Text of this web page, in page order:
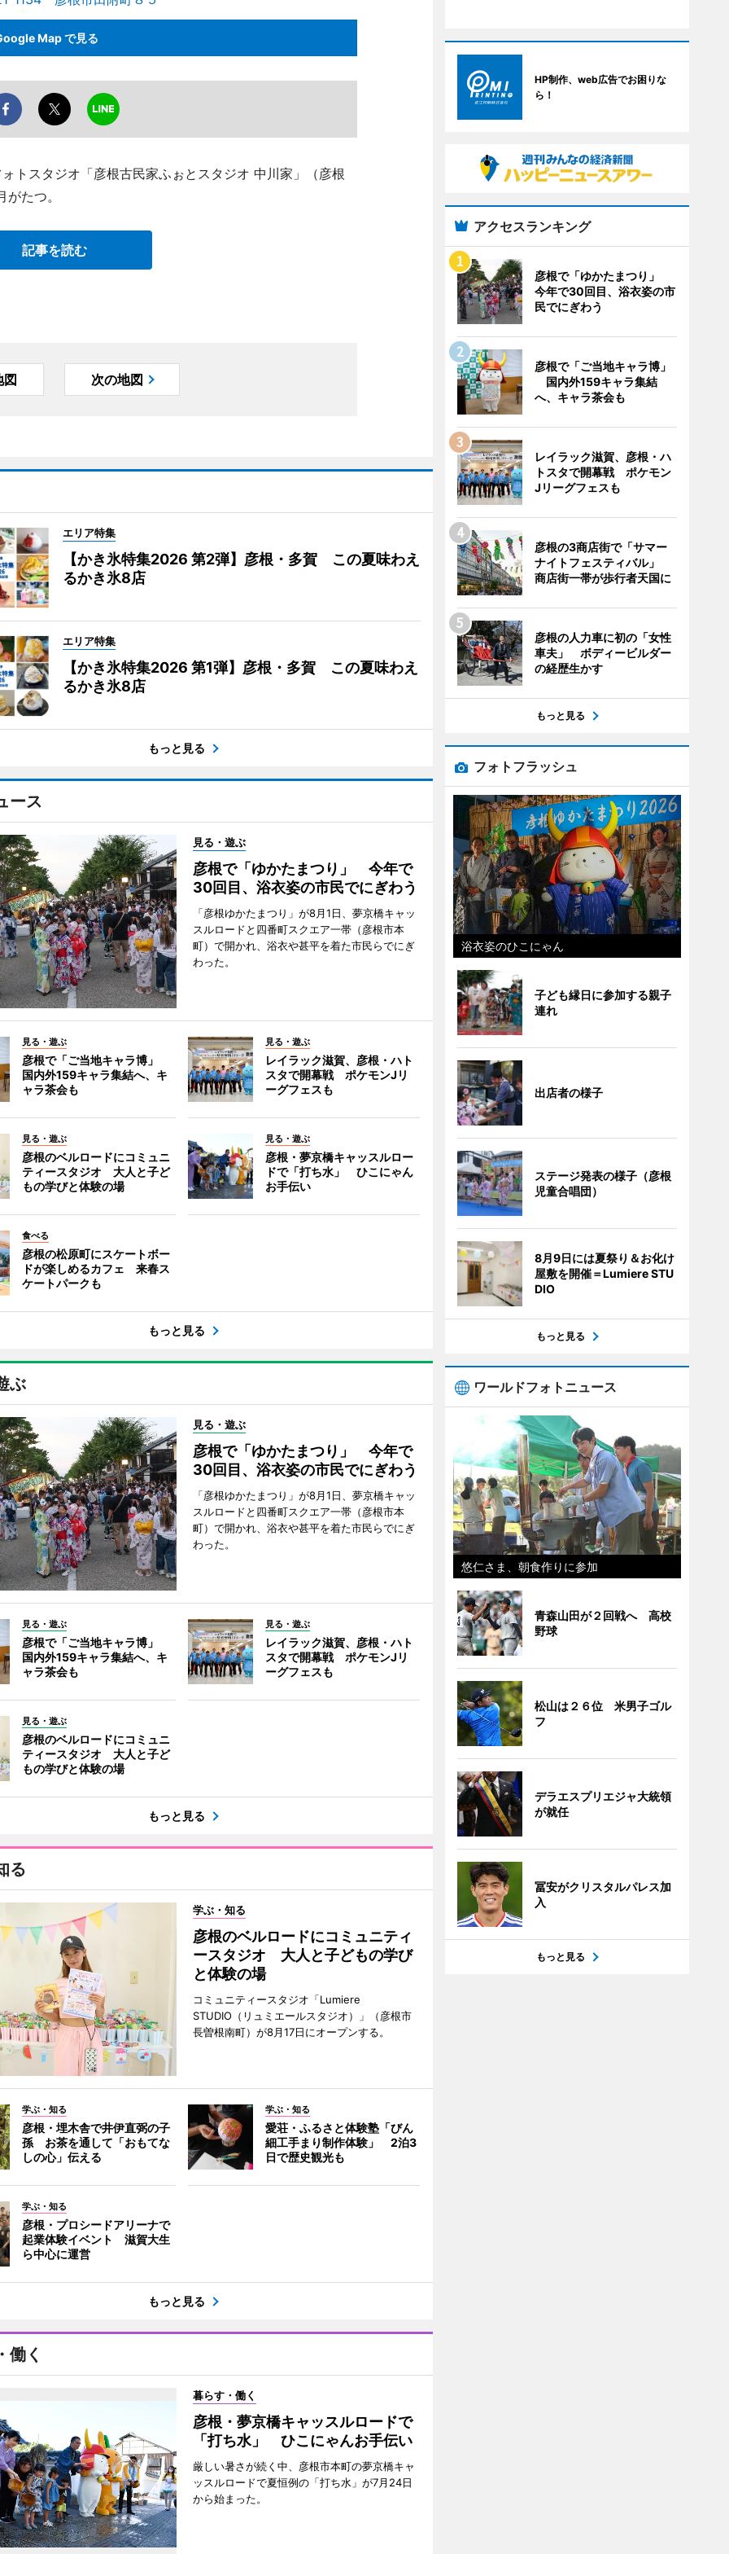
Map で見る
トスタジオ「彦根古民家ふぉとスタジオ 中川家」（彦根
たつ。
記事を読む
図 次の地図
エリア特集
【かき氷特集2026 第2弾】彦根・多賀 この夏味わえ
るかき氷8店
エリア特集
【かき氷特集2026 第1弾】彦根・多賀 この夏味わえ
るかき氷8店
もっと見る
ース
見る・遊ぶ
彦根で「ゆかたまつり」 今年で
30回目、浴衣姿の市民でにぎわう
「彦根ゆかたまつり」が8月1日、夢京橋キャッ
スルロードと四番町スクエア一帯（彦根市本
町）で開かれ、浴衣や甚平を着た市民らでにぎ
わった。
見る・遊ぶ
彦根で「ご当地キャラ博」
国内外159キャラ集結へ、キ
ャラ茶会も
見る・遊ぶ
レイラック滋賀、彦根・ハト
スタで開幕戦 ポケモンJリ
ーグフェスも
見る・遊ぶ
彦根のベルロードにコミュニ
ティースタジオ 大人と子ど
もの学びと体験の場
見る・遊ぶ
彦根・夢京橋キャッスルロー
ドで「打ち水」 ひこにゃん
お手伝い
食べる
彦根の松原町にスケートボー
ドが楽しめるカフェ 来春ス
ケートパークも
もっと見る
ぶ
見る・遊ぶ
彦根で「ゆかたまつり」 今年で
30回目、浴衣姿の市民でにぎわう
「彦根ゆかたまつり」が8月1日、夢京橋キャッ
スルロードと四番町スクエア一帯（彦根市本
町）で開かれ、浴衣や甚平を着た市民らでにぎ
わった。
見る・遊ぶ
彦根で「ご当地キャラ博」
国内外159キャラ集結へ、キ
ャラ茶会も
見る・遊ぶ
レイラック滋賀、彦根・ハト
スタで開幕戦 ポケモンJリ
ーグフェスも
見る・遊ぶ
彦根のベルロードにコミュニ
ティースタジオ 大人と子ど
もの学びと体験の場
もっと見る
る
学ぶ・知る
彦根のベルロードにコミュニティ
ースタジオ 大人と子どもの学び
と体験の場
コミュニティースタジオ「Lumiere
STUDIO（リュミエールスタジオ）」（彦根市
長曽根南町）が8月17日にオープンする。
学ぶ・知る
彦根・埋木舎で井伊直弼の子
孫 お茶を通して「おもてな
しの心」伝える
学ぶ・知る
愛荘・ふるさと体験塾「びん
細工手まり制作体験」 2泊3
日で歴史観光も
学ぶ・知る
彦根・プロシードアリーナで
起業体験イベント 滋賀大生
ら中心に運営
もっと見る
働く
暮らす・働く
彦根・夢京橋キャッスルロードで
「打ち水」 ひこにゃんお手伝い
厳しい暑さが続く中、彦根市本町の夢京橋キャ
ッスルロードで夏恒例の「打ち水」が7月24日
から始まった。
HP制作、web広告でお困りな
ら！
アクセスランキング
彦根で「ゆかたまつり」
今年で30回目、浴衣姿の市
民でにぎわう
彦根で「ご当地キャラ博」
国内外159キャラ集結
へ、キャラ茶会も
レイラック滋賀、彦根・ハ
トスタで開幕戦 ポケモン
Jリーグフェスも
彦根の3商店街で「サマー
ナイトフェスティバル」
商店街一帯が歩行者天国に
彦根の人力車に初の「女性
車夫」 ボディービルダー
の経歴生かす
もっと見る
フォトフラッシュ
浴衣姿のひこにゃん
子ども縁日に参加する親子
連れ
出店者の様子
ステージ発表の様子（彦根
児童合唱団）
8月9日には夏祭り＆お化け
屋敷を開催＝Lumiere STU
DIO
もっと見る
ワールドフォトニュース
悠仁さま、朝食作りに参加
青森山田が２回戦へ 高校
野球
松山は２６位 米男子ゴル
フ
デラエスプリエジャ大統領
が就任
冨安がクリスタルパレス加
入
もっと見る